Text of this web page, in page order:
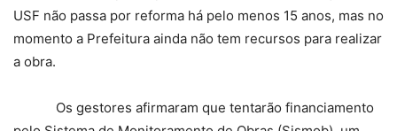
USF não passa por reforma há pelo menos 15 anos, mas no
momento a Prefeitura ainda não tem recursos para realizar
a obra.
Os gestores afirmaram que tentarão financiamento